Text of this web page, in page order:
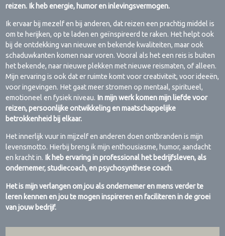
reizen. Ik heb energie, humor en inlevingsvermogen.
Ik ervaar bij mezelf en bij anderen, dat reizen een prachtig middel is
om te herijken, op te laden en geïnspireerd te raken. Het helpt ook
bij de ontdekking van nieuwe en bekende kwaliteiten, maar ook
schaduwkanten komen naar voren. Vooral als het een reis is buiten
het bekende, naar nieuwe plekken met nieuwe reismaten, of alleen.
Mijn ervaring is ook dat er ruimte komt voor creativiteit, voor ideeën,
voor ingevingen. Het gaat meer stromen op mentaal, spiritueel,
emotioneel en fysiek niveau. In mijn werk komen mijn liefde voor
reizen, persoonlijke ontwikkeling en maatschappelijke
betrokkenheid bij elkaar.
Het innerlijk vuur in mijzelf en anderen doen ontbranden is mijn
levensmotto. Hierbij breng ik mijn enthousiasme, humor, aandacht
en kracht in. Ik heb ervaring in professional het bedrijfsleven, als
ondernemer, studiecoach, en psychosynthese coach.
Het is mijn verlangen om jou als ondernemer en mens verder te
leren kennen en jou te mogen inspireren en faciliteren in de groei
van jouw bedrijf.